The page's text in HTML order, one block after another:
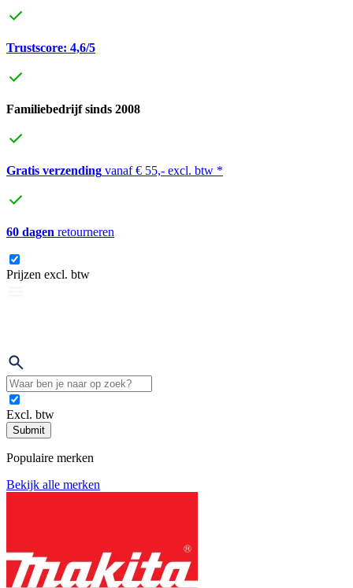
Trustscore: 4,6/5
Familiebedrijf sinds 2008
Gratis verzending vanaf € 55,- excl. btw *
60 dagen retourneren
Prijzen excl. btw
Excl. btw
Submit
Populaire merken
Bekijk alle merken